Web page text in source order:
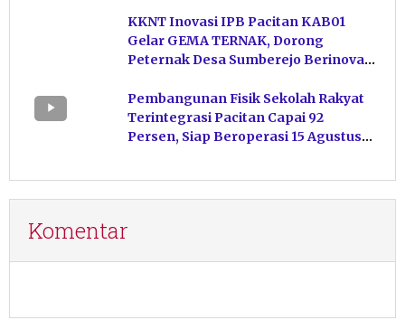
KKNT Inovasi IPB Pacitan KAB01
Gelar GEMA TERNAK, Dorong
Peternak Desa Sumberejo Berinovasi
Pembangunan Fisik Sekolah Rakyat
Terintegrasi Pacitan Capai 92
Persen, Siap Beroperasi 15 Agustus
Komentar